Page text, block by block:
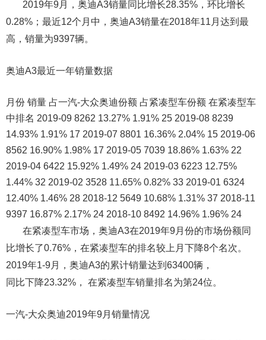
2019年9月，奥迪A3销量同比增长28.35%，环比增长
0.28%；最近12个月中，奥迪A3销量在2018年11月达到最
高，销量为9397辆。
奥迪A3最近一年销量数据
月份 销量 占一汽-大众奥迪份额 占紧凑型车份额 在紧凑型车
中排名 2019-09 8262 13.27% 1.91% 25 2019-08 8239
14.93% 1.91% 17 2019-07 8801 16.36% 2.04% 15 2019-06
8562 16.90% 1.98% 17 2019-05 7039 18.86% 1.63% 22
2019-04 6422 15.92% 1.49% 24 2019-03 6223 12.75%
1.44% 32 2019-02 3528 11.65% 0.82% 33 2019-01 6324
12.40% 1.46% 28 2018-12 5649 10.68% 1.31% 37 2018-11
9397 16.87% 2.17% 24 2018-10 8492 14.96% 1.96% 24
在紧凑型车市场，奥迪A3在2019年9月份的市场份额同
比增长了0.76%，在紧凑型车的排名较上月下降8个名次。
2019年1-9月，奥迪A3的累计销量达到63400辆，
同比下降23.32%， 在紧凑型车销量排名为第24位。
一汽-大众奥迪2019年9月销量情况